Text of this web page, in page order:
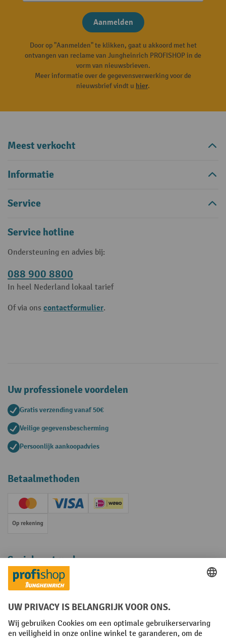
Aanmelden
Door op "Aanmelden" te klikken, gaat u akkoord met het
ontvangen van reclame van Jungheinrich PROFISHOP in de
vorm van nieuwsbrieven.
Meer informatie over de gegevensverwerking voor de
nieuwsbrief vindt u hier.
Meest verkocht
Informatie
Service
Service hotline
Ondersteuning en advies bij:
088 900 8800
In heel Nederland lokaal tarief
Of via ons contactformulier.
Uw professionele voordelen
Gratis verzending vanaf 50€
Veilige gegevensbescherming
Persoonlijk aankoopadvies
Betaalmethoden
Creditcard (Master)Creditcard (Visa)iDEAL | Wero
Op rekening
Sociale netwerken
Facebook
YouTube
LinkedInInstagram
Algemene leveringsvoorwaarden Copyright